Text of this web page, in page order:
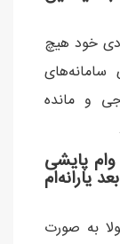
خود هیچ
سامانه‌های
و مانده
وام پایشی
یارانه‌ام
به صورت